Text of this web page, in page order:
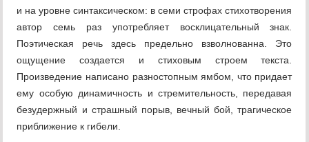
и на уровне синтаксическом: в семи строфах стихотворения
автор семь раз употребляет восклицательный знак.
Поэтическая речь здесь предельно взволнованна. Это
ощущение создается и стиховым строем текста.
Произведение написано разностопным ямбом, что придает
ему особую динамичность и стремительность, передавая
безудержный и страшный порыв, вечный бой, трагическое
приближение к гибели.